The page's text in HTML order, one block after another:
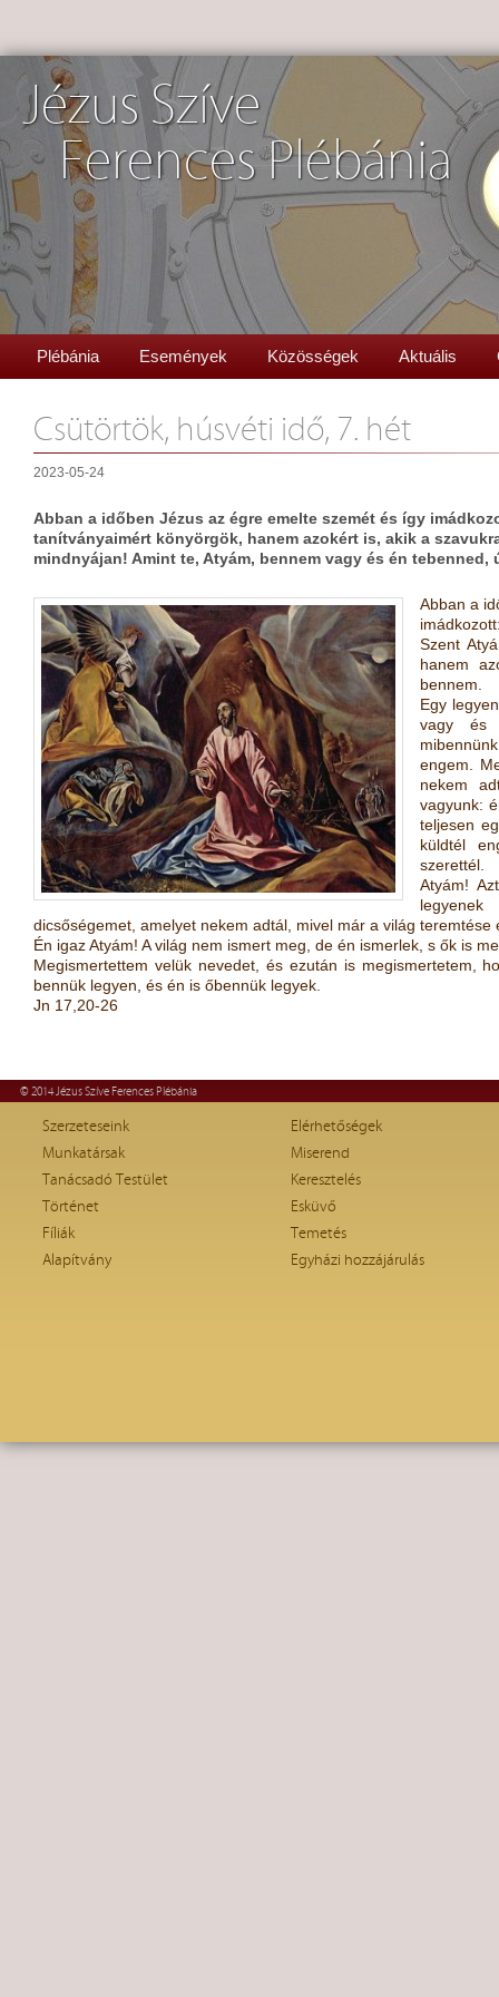
Jézus Szíve
Ferences Plébánia
Plébánia Események Közösségek Aktuális
Csütörtök, húsvéti idő, 7. hét
2023-05-24
Abban a időben Jézus az égre emelte szemét és így
tanítványaimért könyörgök, hanem azokért is, akik a
mindnyájan! Amint te, Atyám, bennem vagy és én
Abban a
Szent
hanem
bennem.
Egy
vagy és
engem.
nekem
vagyunk:
teljesen
küldtél
szerettél.
Atyám!
dicsőségemet, amelyet nekem adtál, mivel már a világ teremtése
Én igaz Atyám! A világ nem ismert meg, de én ismerlek, s ők is
Megismertettem velük nevedet, és ezután is megismertetem,
bennük legyen, és én is őbennük legyek.
Jn 17,20-26
© 2014 Jézus Szíve Ferences Plébánia
Szerzeteseink
Munkatársak
Tanácsadó Testület
Történet
Fíliák
Alapítvány
Elérhetőségek
Miserend
Keresztelés
Esküvő
Temetés
Egyházi hozzájárulás